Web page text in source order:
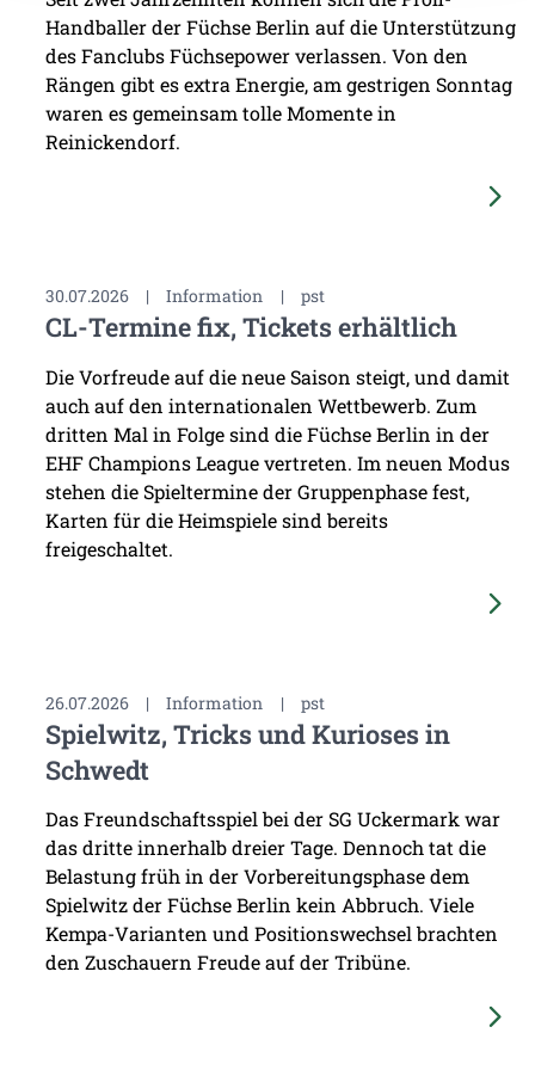
Handballer der Füchse Berlin auf die Unterstützung
des Fanclubs Füchsepower verlassen. Von den
Rängen gibt es extra Energie, am gestrigen Sonntag
waren es gemeinsam tolle Momente in
Reinickendorf.
30.07.2026 | Information | pst
CL-Termine fix, Tickets erhältlich
Die Vorfreude auf die neue Saison steigt, und damit
auch auf den internationalen Wettbewerb. Zum
dritten Mal in Folge sind die Füchse Berlin in der
EHF Champions League vertreten. Im neuen Modus
stehen die Spieltermine der Gruppenphase fest,
Karten für die Heimspiele sind bereits
freigeschaltet.
26.07.2026 | Information | pst
Spielwitz, Tricks und Kurioses in
Schwedt
Das Freundschaftsspiel bei der SG Uckermark war
das dritte innerhalb dreier Tage. Dennoch tat die
Belastung früh in der Vorbereitungsphase dem
Spielwitz der Füchse Berlin kein Abbruch. Viele
Kempa-Varianten und Positionswechsel brachten
den Zuschauern Freude auf der Tribüne.